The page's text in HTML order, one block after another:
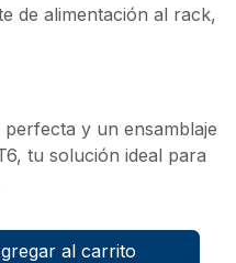
de alimentación al rack,
y un ensamblaje
tu solución ideal para
al carrito